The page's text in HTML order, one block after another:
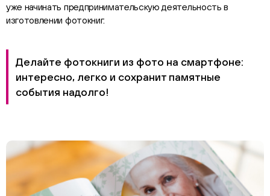
уже начинать предпринимательскую деятельность в
изготовлении фотокниг.
Делайте фотокниги из фото на смартфоне:
интересно, легко и сохранит памятные
события надолго!